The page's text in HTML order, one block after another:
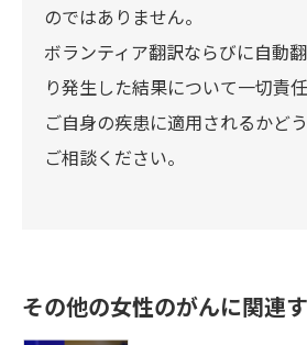
のではありません。
ボランティア翻訳ならびに自動
り発生した結果について一切責
ご自身の疾患に適用されるかど
ご相談ください。
その他の女性のがんに関連